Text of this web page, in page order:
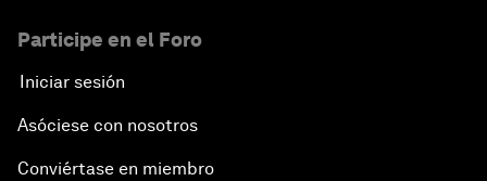
Participe en el Foro
Iniciar sesión
Asóciese con nosotros
Conviértase en miembro